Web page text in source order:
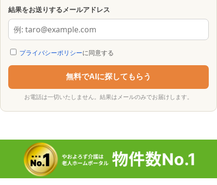
結果をお送りするメールアドレス
プライバシーポリシーに同意する
無料でAIに探してもらう
お電話は一切いたしません。結果はメールのみでお届けします。